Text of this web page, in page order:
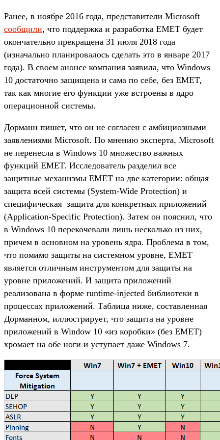
Ранее, в ноябре 2016 года, представители Microsoft
сообщили, что поддержка и разработка EMET будет
окончательно прекращена 31 июля 2018 года
(изначально планировалось сделать это в январе 2017
года). В своем анонсе компания заявила, что Windows
10 достаточно защищена и сама по себе, без EMET,
так как многие его функции уже встроены в ядро
операционной системы.
Дорманн пишет, что он не согласен с амбициозными
заявлениями Microsoft. По мнению эксперта, Microsoft
не перенесла в Windows 10 множество важных
функций EMET. Исследователь разделил все
защитные механизмы EMET на две категории: общая
защита всей системы (System-Wide Protection) и
специфическая защита для конкретных приложений
(Application-Specific Protection). Затем он пояснил, что
в Windows 10 перекочевали лишь несколько из них,
причем в основном на уровень ядра. Проблема в том,
что помимо защиты на системном уровне, EMET
является отличным инструментом для защиты на
уровне приложений. И защита приложений
реализована в форме runtime-injected библиотеки в
процессах приложений. Таблица ниже, составленная
Дорманном, иллюстрирует, что защита на уровне
приложений в Window 10 «из коробки» (без EMET)
хромает на обе ноги и уступает даже Windows 7.